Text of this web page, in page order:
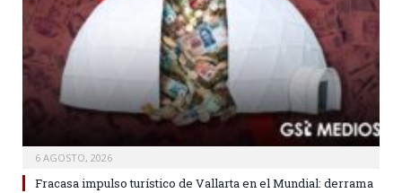
6 AGOSTO, 2026
Fracasa impulso turístico de Vallarta en el Mundial: derrama